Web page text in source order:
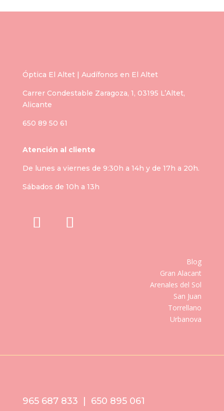
Óptica El Altet | Audífonos en El Altet
Carrer Condestable Zaragoza, 1, 03195 L’Altet,
Alicante
650 89 50 61
Atención al cliente
De lunes a viernes de 9:30h a 14h y de 17h a 20h.
Sábados de 10h a 13h
Blog
Gran Alacant
Arenales del Sol
San Juan
Torrellano
Urbanova
965 687 833 | 650 895 061